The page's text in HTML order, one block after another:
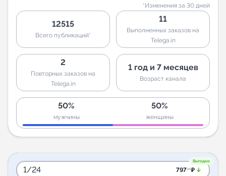
*Изменения за 30 дней
12515
Всего публикаций*
11
Выполненных заказов на
Telega.in
2
Повторных заказов на
Telega.in
1 год и 7 месяцев
Возраст канала
50%
мужчины
50%
женщины
Выгодно
1/24 797.20₽ arrow_downward_alt